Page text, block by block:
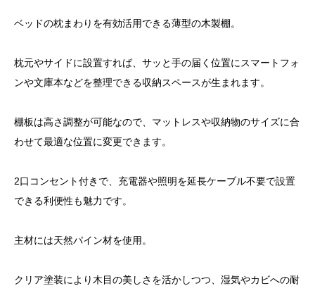
ベッドの枕まわりを有効活用できる薄型の木製棚。
枕元やサイドに設置すれば、サッと手の届く位置にスマートフォ
ンや文庫本などを整理できる収納スペースが生まれます。
棚板は高さ調整が可能なので、マットレスや収納物のサイズに合
わせて最適な位置に変更できます。
2口コンセント付きで、充電器や照明を延長ケーブル不要で設置
できる利便性も魅力です。
主材には天然パイン材を使用。
クリア塗装により木目の美しさを活かしつつ、湿気やカビへの耐